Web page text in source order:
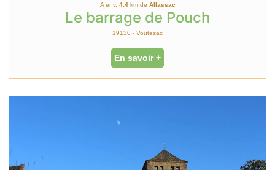
A env. 4.4km de Allassac
Le barrage de Pouch
19130 - Voutezac
En savoir +